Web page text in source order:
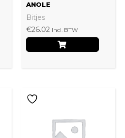
ANOLE
Bitjes
€26.02 Incl. BTW